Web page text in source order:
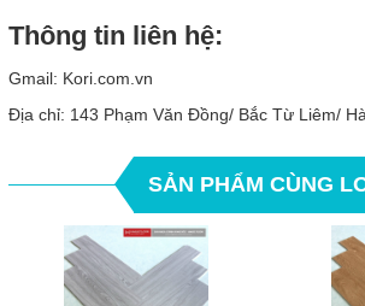
Thông tin liên hệ:
Gmail: Kori.com.vn
Địa chỉ: 143 Phạm Văn Đồng/ Bắc Từ Liêm/
SẢN PHẨM CÙNG